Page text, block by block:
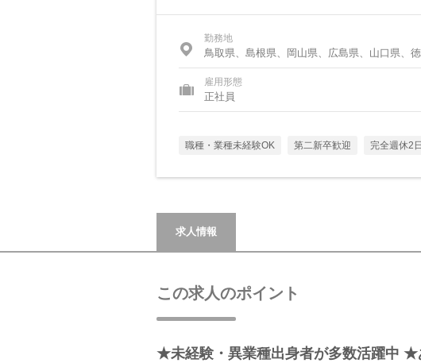
勤務地
鳥取県、島根県、岡山県、広島県、山口県、
雇用形態
正社員
職種・業種未経験OK 第二新卒歓迎 完全週休2
求人情報
この求人のポイント
★未経験・異業種出身者が多数活躍中 ★